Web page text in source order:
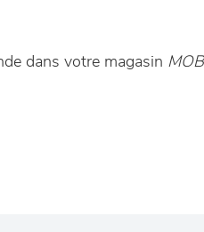
dans votre magasin